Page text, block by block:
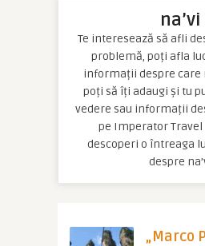
na’vi
Te interesează să afli
problemă, poți afla
informații despre care
poți să îți adaugi și tu
vedere sau informații
pe Imperator Travel
descoperi o întreaga
despre
„Marco